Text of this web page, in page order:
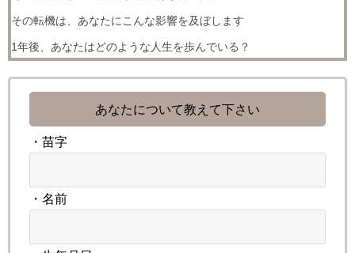
その転機は、あなたにこんな影響を及ぼします
1年後、あなたはどのような人生を歩んでいる？
あなたについて教えて下さい
・苗字
・名前